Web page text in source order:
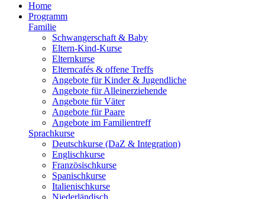
Home
Programm
Familie
Schwangerschaft & Baby
Eltern-Kind-Kurse
Elternkurse
Elterncafés & offene Treffs
Angebote für Kinder & Jugendliche
Angebote für Alleinerziehende
Angebote für Väter
Angebote für Paare
Angebote im Familientreff
Sprachkurse
Deutschkurse (DaZ & Integration)
Englischkurse
Französischkurse
Spanischkurse
Italienischkurse
Niederländisch